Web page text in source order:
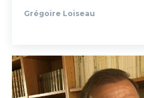
Grégoire Loiseau